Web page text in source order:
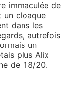
immaculée de
un cloaque
dans les
autrefois
un
plus Alix
de 18/20.